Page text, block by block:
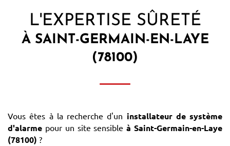
L'EXPERTISE SÛRETÉ
À SAINT-GERMAIN-EN-LAYE
(78100)
Vous êtes à la recherche d'un installateur de système
d'alarme pour un site sensible à Saint-Germain-en-Laye
(78100) ?